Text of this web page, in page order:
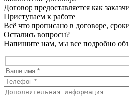
Договор предоставляется как
Приступаем к работе
Всё что прописано в договоре,
Остались вопросы?
Напишите нам, мы все подробно